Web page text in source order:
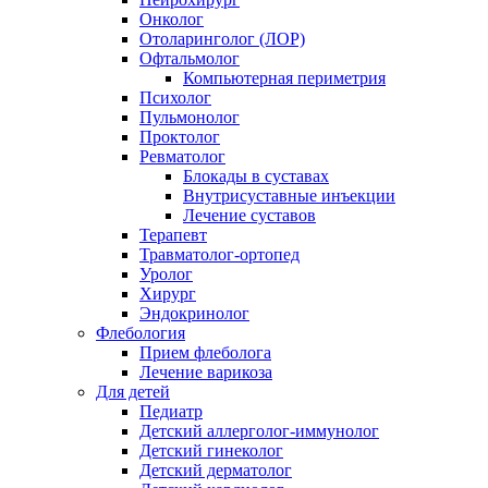
Онколог
Отоларинголог (ЛОР)
Офтальмолог
Компьютерная периметрия
Психолог
Пульмонолог
Проктолог
Ревматолог
Блокады в суставах
Внутрисуставные инъекции
Лечение суставов
Терапевт
Травматолог-ортопед
Уролог
Хирург
Эндокринолог
Флебология
Прием флеболога
Лечение варикоза
Для детей
Педиатр
Детский аллерголог-иммунолог
Детский гинеколог
Детский дерматолог